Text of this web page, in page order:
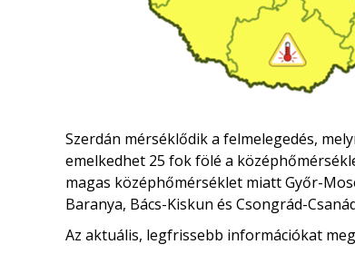
Szerdán mérséklődik a felmelegedés,
emelkedhet 25 fok fölé a
magas középhőmérséklet miatt Győr-
Baranya, Bács-Kiskun és Csongrád-
Az aktuális, legfrissebb információkat